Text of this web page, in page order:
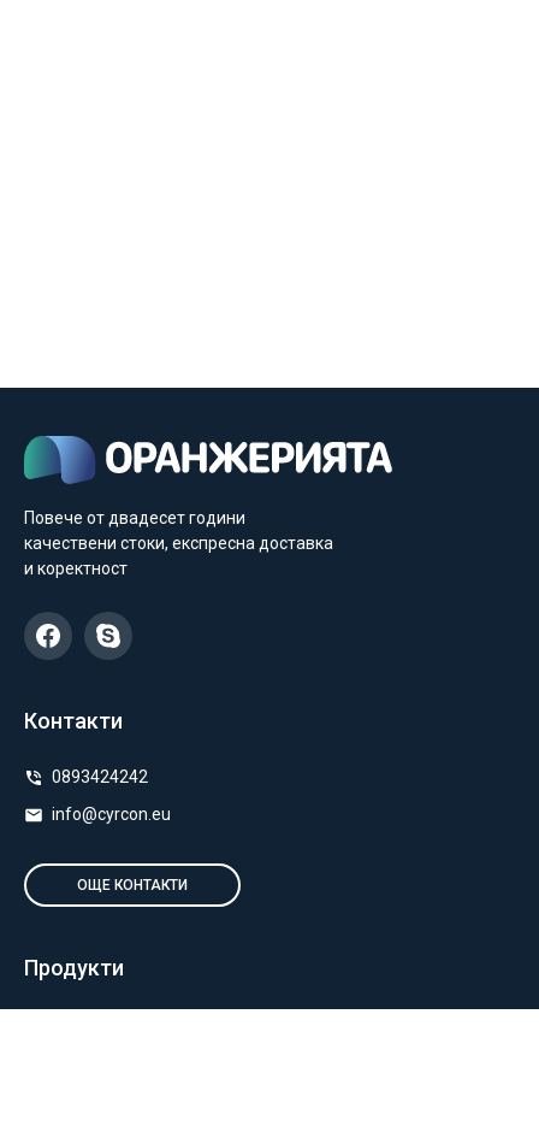
Повече от двадесет години
качествени стоки, експресна доставка
и коректност
Контакти
0893424242
info@cyrcon.eu
ОЩЕ КОНТАКТИ
Продукти